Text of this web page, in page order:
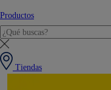
Productos
Tiendas